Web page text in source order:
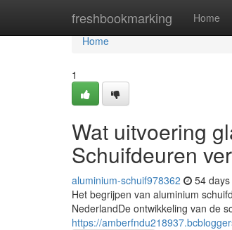
freshbookmarking Home
Home
Home
1
Wat uitvoering
Schuifdeuren
aluminium-schuif978362 54
Het begrijpen van aluminium
NederlandDe ontwikkeling van de
https://